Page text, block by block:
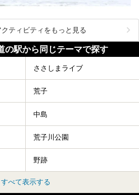
ティビティをもっと見る
の駅から同じテーマで探す
ささしまライブ
荒子
中島
荒子川公園
野跡
すべて表示する